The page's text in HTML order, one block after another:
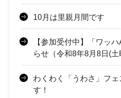
10月は里親月間です
【参加受付中】「ワッ
らせ（令和8年8月8日(土
わくわく「うわさ」フ
す！